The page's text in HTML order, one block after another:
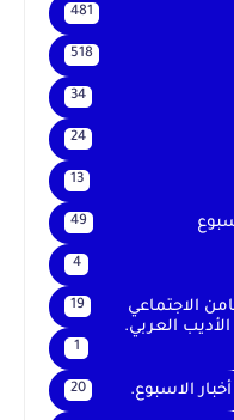
481
518
34
24
13
49
4
الاجتماعي 19
العربي.
1
أخبار الاسبوع. 20